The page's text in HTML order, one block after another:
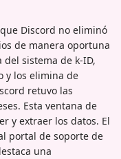
Discord no eliminó
de manera oportuna
sistema de k-ID,
y los elimina de
retuvo las
Esta ventana de
y extraer los datos. El
portal de soporte de
una